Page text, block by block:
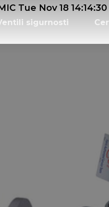
Tue Nov 18
sigurnosti